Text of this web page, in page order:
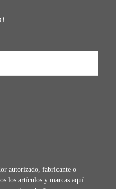
autorizado, fabricante o
los artículos y marcas aquí